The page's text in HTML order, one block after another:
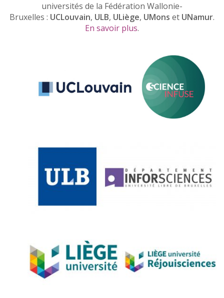
universités de la Fédération Wallonie-
Bruxelles : UCLouvain, ULB, ULiège, UMons et UNamur.
En savoir plus.